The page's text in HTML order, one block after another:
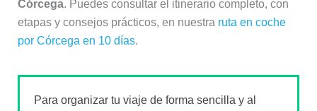
Córcega. Puedes consultar el itinerario completo, con
etapas y consejos prácticos, en nuestra ruta en coche
por Córcega en 10 días.
Para organizar tu viaje de forma sencilla y al